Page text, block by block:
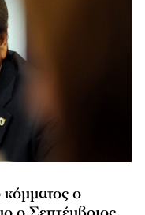
κόμματος o